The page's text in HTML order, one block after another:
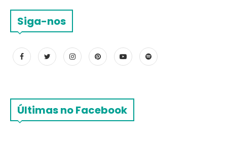
Siga-nos
Últimas no Facebook